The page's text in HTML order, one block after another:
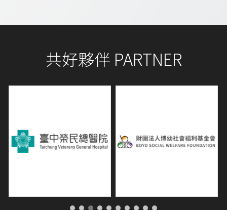
共好夥伴 PARTNER